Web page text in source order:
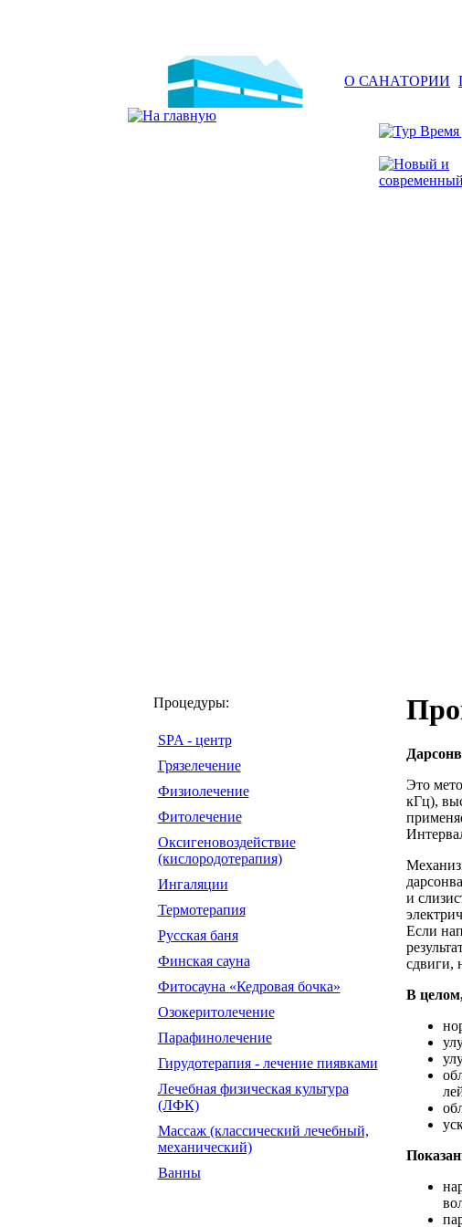
О САНАТОРИИ
Процедуры:
SPA - центр
Грязелечение
Физиолечение
Фитолечение
Оксигеновоздействие
(кислородотерапия)
Ингаляции
Термотерапия
Русская баня
Финская сауна
Фитосауна «Кедровая бочка»
Озокеритолечение
Парафинолечение
Гирудотерапия - лечение пиявками
Лечебная физическая культура
(ЛФК)
Массаж (классический лечебный,
механический)
Ванны
Это
кГц),
и
Если
сдвиги,
В